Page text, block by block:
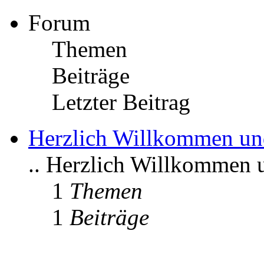
Forum
Themen
Beiträge
Letzter Beitrag
Herzlich Willkommen
.. Herzlich Willkommen
1 Themen
1 Beiträge